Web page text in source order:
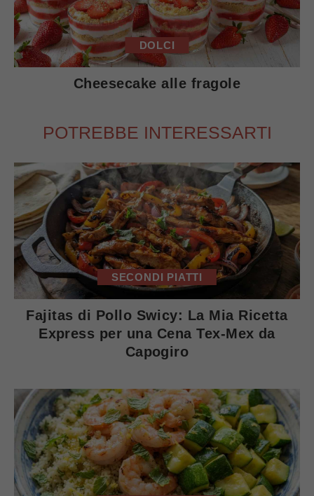
DOLCI
Cheesecake alle fragole
POTREBBE INTERESSARTI
SECONDI PIATTI
Fajitas di Pollo Swicy: La Mia Ricetta
Express per una Cena Tex-Mex da
Capogiro